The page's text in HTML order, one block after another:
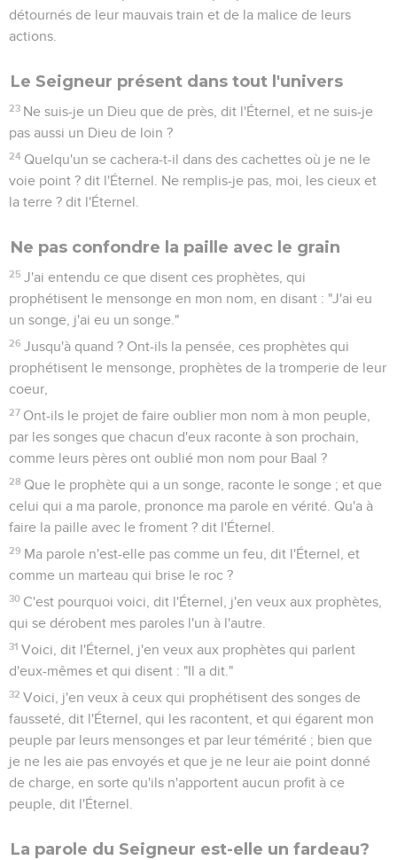
détournés de leur mauvais train et de la malice de leurs
actions.
Le Seigneur présent dans tout l'univers
23 Ne suis-je un Dieu que de près, dit l'Éternel, et ne suis-je
pas aussi un Dieu de loin ?
24 Quelqu'un se cachera-t-il dans des cachettes où je ne le
voie point ? dit l'Éternel. Ne remplis-je pas, moi, les cieux et
la terre ? dit l'Éternel.
Ne pas confondre la paille avec le grain
25 J'ai entendu ce que disent ces prophètes, qui
prophétisent le mensonge en mon nom, en disant : "J'ai eu
un songe, j'ai eu un songe."
26 Jusqu'à quand ? Ont-ils la pensée, ces prophètes qui
prophétisent le mensonge, prophètes de la tromperie de leur
coeur,
27 Ont-ils le projet de faire oublier mon nom à mon peuple,
par les songes que chacun d'eux raconte à son prochain,
comme leurs pères ont oublié mon nom pour Baal ?
28 Que le prophète qui a un songe, raconte le songe ; et que
celui qui a ma parole, prononce ma parole en vérité. Qu'a à
faire la paille avec le froment ? dit l'Éternel.
29 Ma parole n'est-elle pas comme un feu, dit l'Éternel, et
comme un marteau qui brise le roc ?
30 C'est pourquoi voici, dit l'Éternel, j'en veux aux prophètes,
qui se dérobent mes paroles l'un à l'autre.
31 Voici, dit l'Éternel, j'en veux aux prophètes qui parlent
d'eux-mêmes et qui disent : "Il a dit."
32 Voici, j'en veux à ceux qui prophétisent des songes de
fausseté, dit l'Éternel, qui les racontent, et qui égarent mon
peuple par leurs mensonges et par leur témérité ; bien que
je ne les aie pas envoyés et que je ne leur aie point donné
de charge, en sorte qu'ils n'apportent aucun profit à ce
peuple, dit l'Éternel.
La parole du Seigneur est-elle un fardeau?